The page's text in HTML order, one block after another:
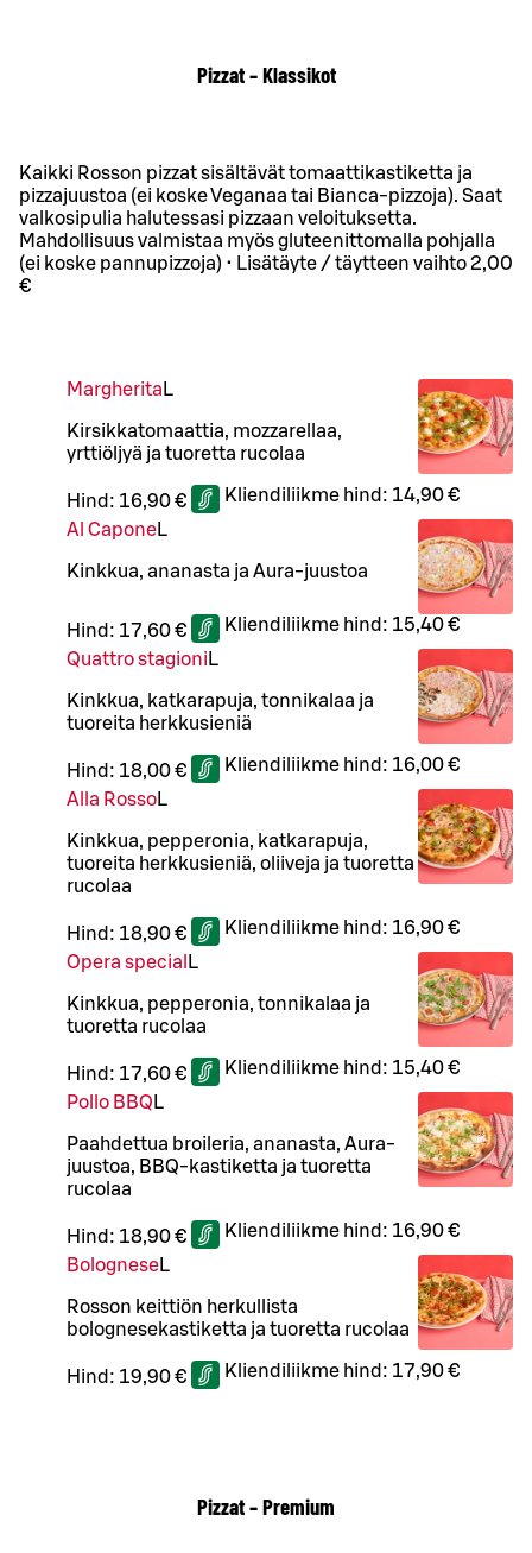
Pizzat – Klassikot
Kaikki Rosson pizzat sisältävät tomaattikastiketta ja
pizzajuustoa (ei koske Veganaa tai Bianca-pizzoja). Saat
valkosipulia halutessasi pizzaan veloituksetta.
Mahdollisuus valmistaa myös gluteenittomalla pohjalla
(ei koske pannupizzoja) • Lisätäyte / täytteen vaihto 2,00
€
Margherita L
Kirsikkatomaattia, mozzarellaa,
yrttiöljyä ja tuoretta rucolaa
Hind: 16,90 € Kliendiliikme hind: 14,90 €
Al CaponeL
Kinkkua, ananasta ja Aura-juustoa
Hind: 17,60 € Kliendiliikme hind: 15,40 €
Quattro stagioni L
Kinkkua, katkarapuja, tonnikalaa ja
tuoreita herkkusieniä
Hind: 18,00 € Kliendiliikme hind: 16,00 €
Alla RossoL
Kinkkua, pepperonia, katkarapuja,
tuoreita herkkusieniä, oliiveja ja tuoretta
rucolaa
Hind: 18,90 € Kliendiliikme hind: 16,90 €
Opera special L
Kinkkua, pepperonia, tonnikalaa ja
tuoretta rucolaa
Hind: 17,60 € Kliendiliikme hind: 15,40 €
Pollo BBQ L
Paahdettua broileria, ananasta, Aura-
juustoa, BBQ-kastiketta ja tuoretta
rucolaa
Hind: 18,90 € Kliendiliikme hind: 16,90 €
BologneseL
Rosson keittiön herkullista
bolognesekastiketta ja tuoretta rucolaa
Hind: 19,90 € Kliendiliikme hind: 17,90 €
Pizzat – Premium